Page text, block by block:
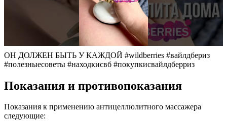
ОН ДОЛЖЕН БЫТЬ У КАЖДОЙ #wildberries #вайлдбериз
#полезныесоветы #находкисвб #покупкисвайлдберриз
Показания и противопоказания
Показания к применению антицеллюлитного массажера
следующие: